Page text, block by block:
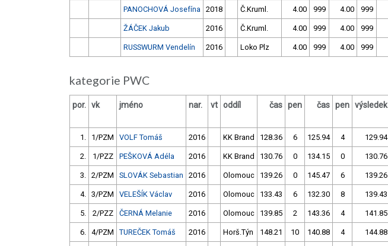
PANOCHOVÁ Josefína 2018 Č.Kruml. 4.00 999 4.00 999
ŽÁČEK Jakub 2016 Č.Kruml. 4.00 999 4.00 999
RUSSWURM Vendelín 2016 Loko Plz 4.00 999 4.00 999
kategorie PWC
por. vk jméno nar. vt oddíl čas pen čas pen výsledek
1. 1/PZM VOLF Tomáš 2016 KK Brand 128.36 6 125.94 4 129.94
2. 1/PZZ PEŠKOVÁ Adéla 2016 KK Brand 130.76 0 134.15 0 130.76
3. 2/PZM SLOVÁK Sebastian 2016 Olomouc 139.26 0 145.47 6 139.26
4. 3/PZM VELEŠÍK Václav 2016 Olomouc 133.43 6 132.30 8 139.43
5. 2/PZZ ČERNÁ Melanie 2016 Olomouc 139.85 2 143.36 4 141.85
6. 4/PZM TUREČEK Tomáš 2016 Horš.Týn 148.21 10 140.88 4 144.88